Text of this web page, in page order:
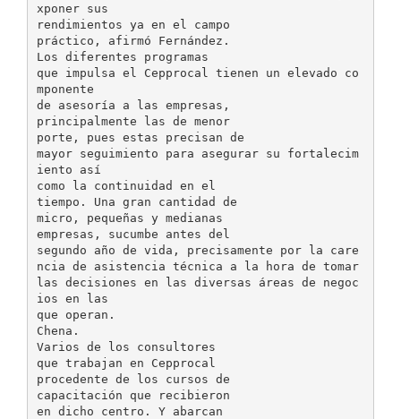
xponer sus
rendimientos ya en el campo
práctico, afirmó Fernández.
Los diferentes programas
que impulsa el Cepprocal tienen un elevado co
mponente
de asesoría a las empresas,
principalmente las de menor
porte, pues estas precisan de
mayor seguimiento para asegurar su fortalecim
iento así
como la continuidad en el
tiempo. Una gran cantidad de
micro, pequeñas y medianas
empresas, sucumbe antes del
segundo año de vida, precisamente por la care
ncia de asistencia técnica a la hora de tomar
las decisiones en las diversas áreas de negoc
ios en las
que operan.
Chena.
Varios de los consultores
que trabajan en Cepprocal
procedente de los cursos de
capacitación que recibieron
en dicho centro. Y abarcan